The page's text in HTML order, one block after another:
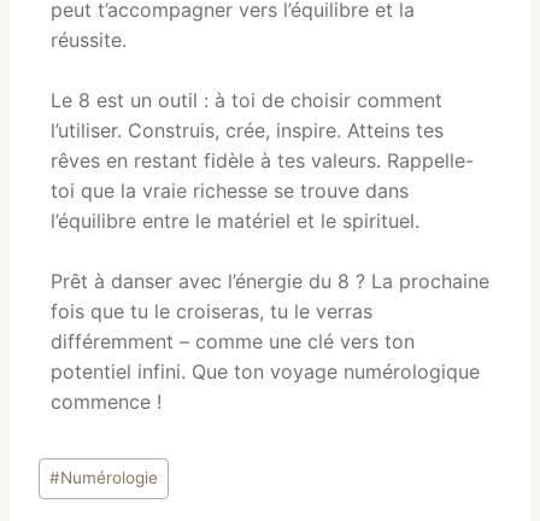
peut t’accompagner vers l’équilibre et la
réussite.
Le 8 est un outil : à toi de choisir comment
l’utiliser. Construis, crée, inspire. Atteins tes
rêves en restant fidèle à tes valeurs. Rappelle-
toi que la vraie richesse se trouve dans
l’équilibre entre le matériel et le spirituel.
Prêt à danser avec l’énergie du 8 ? La prochaine
fois que tu le croiseras, tu le verras
différemment – comme une clé vers ton
potentiel infini. Que ton voyage numérologique
commence !
#Numérologie